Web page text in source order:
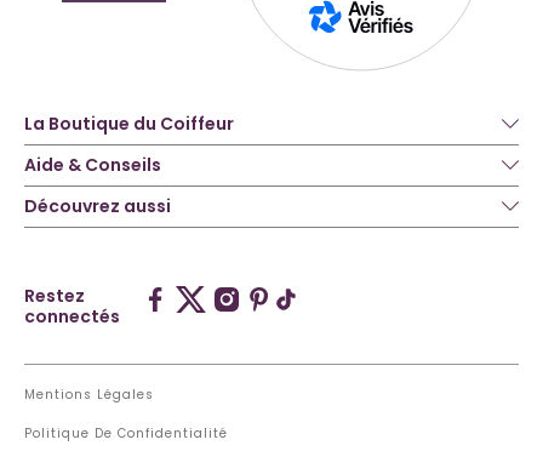
La Boutique du Coiffeur
Aide & Conseils
Découvrez aussi
Restez
connectés
Mentions Légales
Politique De Confidentialité